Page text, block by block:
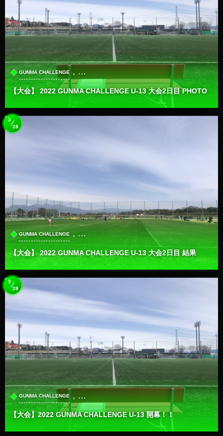
GUNMA CHALLENGE , …
【大会】 2022 GUNMA CHALLENGE U-13 大会2日目 PHOTO
GUNMA CHALLENGE , …
【大会】 2022 GUNMA CHALLENGE U-13 大会2日目 結果
3
28
GUNMA CHALLENGE , …
【大会】2022 GUNMA CHALLENGE U-13 開幕！！
3
28